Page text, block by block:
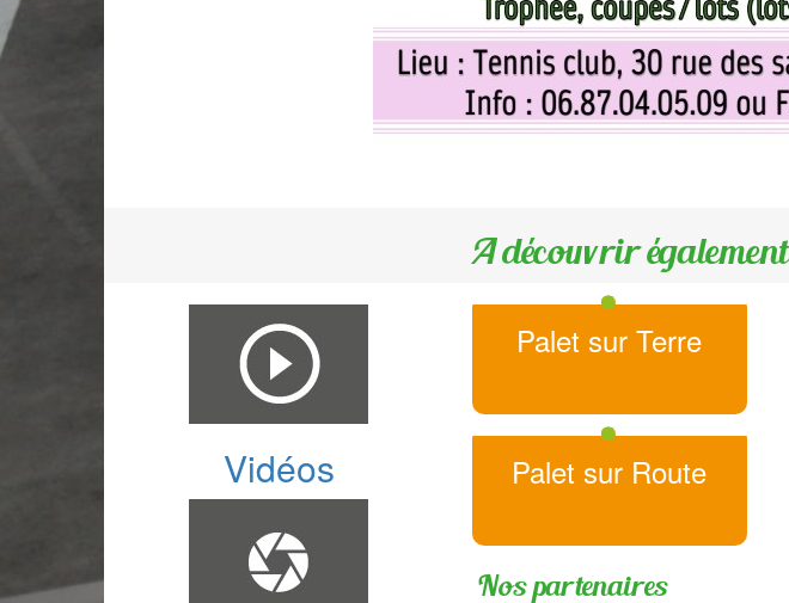
A découvrir également
Vidéos
Palet sur Terre
Palet sur Route
Nos partenaires